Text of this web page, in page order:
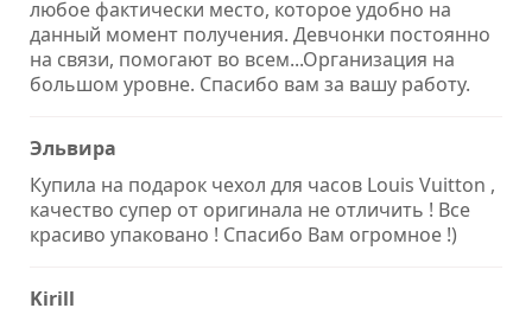
любое фактически место, которое удобно на
данный момент получения. Девчонки постоянно
на связи, помогают во всем...Организация на
большом уровне. Спасибо вам за вашу работу.
Эльвира
Купила на подарок чехол для часов Louis Vuitton ,
качество супер от оригинала не отличить ! Все
красиво упаковано ! Спасибо Вам огромное !)
Kirill